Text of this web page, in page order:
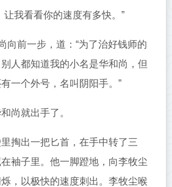
让我看看你的速度有多快。”
向前一步，道：“为了治好钱师的
人都知道我的小名是华和尚，但
一个外号，名叫阴阳手。”
尚就出手了。
掏出一把匕首，在手中转了三
袖子里。他一脚蹬地，向李牧尘
，以极快的速度刺出。李牧尘喉